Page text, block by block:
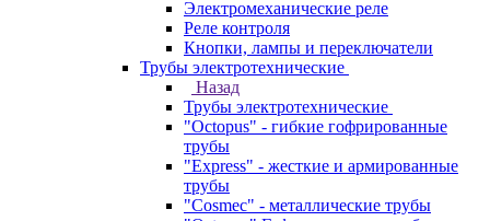
Электромеханические реле
Реле контроля
Кнопки, лампы и переключатели
Трубы электротехнические
Назад
Трубы электротехнические
"Octopus" - гибкие гофрированные
трубы
"Express" - жесткие и армированные
трубы
"Cosmec" - металлические трубы